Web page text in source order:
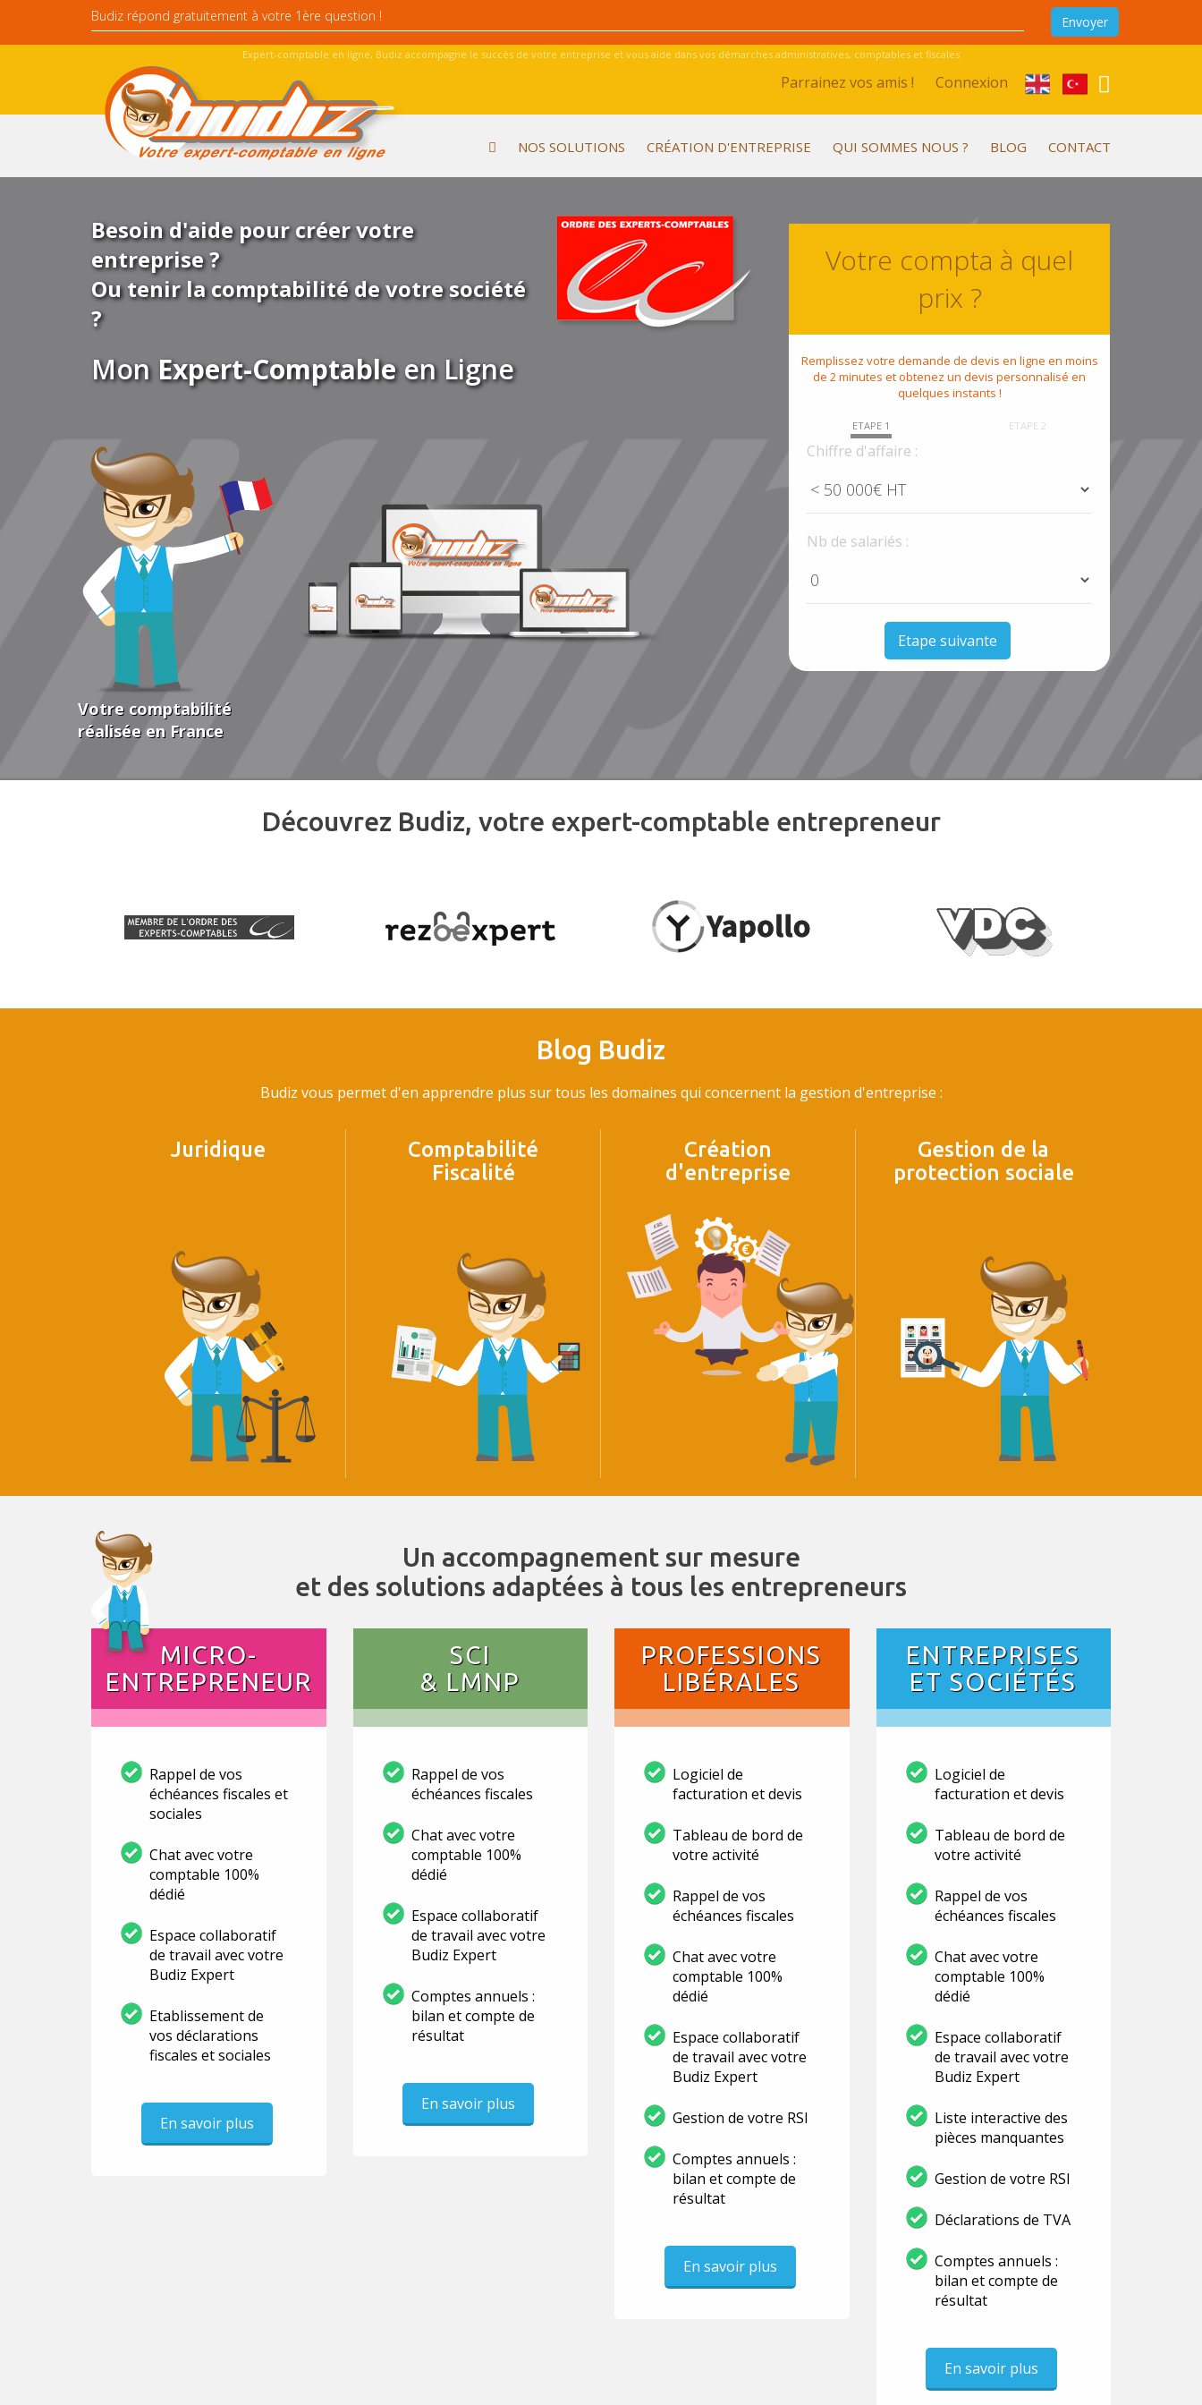
Expert-comptable en ligne, Budiz accompagne le succès de votre entreprise et vous aide dans vos démarches administratives, comptables et fiscales
Parrainez vos amis ! Connexion
NOS SOLUTIONS CRÉATION D'ENTREPRISE QUI SOMMES NOUS ? BLOG CONTACT
Besoin d'aide pour créer votre
entreprise ?
Ou tenir la comptabilité de votre société
?
Mon Expert-Comptableen Ligne
Votre comptabilité
réalisée en France
Votre compta à quel
prix ?
Remplissez votre demande de devis en ligne en moins
de 2 minutes et obtenez un devis personnalisé en
quelques instants !
ETAPE 1 ETAPE 2
Chiffre d'affaire :
Nb de salariés :
Etape suivante
Découvrez Budiz, votre expert-comptable entrepreneur
Blog Budiz
Budiz vous permet d'en apprendre plus sur tous les domaines qui concernent la gestion d'entreprise :
Juridique
Comptabilité
Fiscalité
Création
d'entreprise
Gestion de la
protection sociale
Un accompagnement sur mesure
et des solutions adaptées à tous les entrepreneurs
MICRO-
ENTREPRENEUR
Rappel de vos
échéances fiscales et
sociales
Chat avec votre
comptable 100%
dédié
Espace collaboratif
de travail avec votre
Budiz Expert
Etablissement de
vos déclarations
fiscales et sociales
En savoir plus
SCI
& LMNP
Rappel de vos
échéances fiscales
Chat avec votre
comptable 100%
dédié
Espace collaboratif
de travail avec votre
Budiz Expert
Comptes annuels :
bilan et compte de
résultat
En savoir plus
PROFESSIONS
LIBÉRALES
Logiciel de
facturation et devis
Tableau de bord de
votre activité
Rappel de vos
échéances fiscales
Chat avec votre
comptable 100%
dédié
Espace collaboratif
de travail avec votre
Budiz Expert
Gestion de votre RSI
Comptes annuels :
bilan et compte de
résultat
En savoir plus
ENTREPRISES
ET SOCIÉTÉS
Logiciel de
facturation et devis
Tableau de bord de
votre activité
Rappel de vos
échéances fiscales
Chat avec votre
comptable 100%
dédié
Espace collaboratif
de travail avec votre
Budiz Expert
Liste interactive des
pièces manquantes
Gestion de votre RSI
Déclarations de TVA
Comptes annuels :
bilan et compte de
résultat
En savoir plus